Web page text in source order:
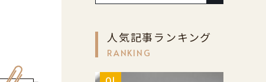
人気記事ランキング
RANKING